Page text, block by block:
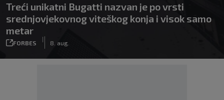
Treći unikatni Bugatti nazvan je po vrsti
srednjovjekovnog viteškog konja i visok samo
metar
FORBES
|
8. aug.